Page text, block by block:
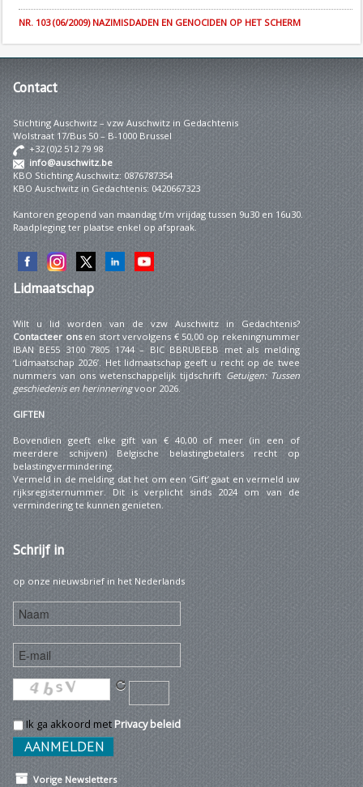
NR. 103 (06/2009) NAZIMISDADEN EN GENOCIDEN OP HET SCHERM
Contact
Stichting Auschwitz – vzw Auschwitz in Gedachtenis
Wolstraat 17/Bus 50 – B-1000 Brussel
+32 (0)2 512 79 98
info@auschwitz.be
KBO Stichting Auschwitz: 0876787354
KBO Auschwitz in Gedachtenis: 0420667323
Kantoren geopend van maandag t/m vrijdag tussen 9u30 en 16u30.
Raadpleging ter plaatse enkel op afspraak.
Lidmaatschap
Wilt u lid worden van de vzw Auschwitz in Gedachtenis?
Contacteer onsen stort vervolgens € 50,00 op rekeningnummer
IBAN BE55 3100 7805 1744 – BIC BBRUBEBB met als melding
‘Lidmaatschap 2026’. Het lidmaatschap geeft u recht op de twee
nummers van ons wetenschappelijk tijdschrift Getuigen: Tussen
geschiedenis en herinneringvoor 2026.
GIFTEN
Bovendien geeft elke gift van € 40,00 of meer (in een of
meerdere schijven) Belgische belastingbetalers recht op
belastingvermindering.
Vermeld in de melding dat het om een ‘Gift’ gaat en vermeld uw
rijksregisternummer. Dit is verplicht sinds 2024 om van de
vermindering te kunnen genieten.
Schrijfin
op onze nieuwsbrief in het Nederlands
Ik ga akkoord metPrivacy beleid
Vorige Newsletters